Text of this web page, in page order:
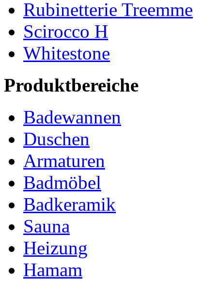
Rubinetterie Treemme
Scirocco H
Whitestone
Produktbereiche
Badewannen
Duschen
Armaturen
Badmöbel
Badkeramik
Sauna
Heizung
Hamam